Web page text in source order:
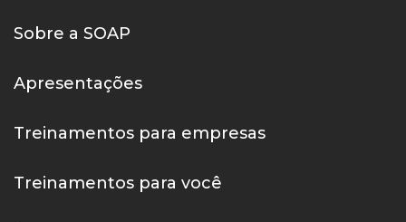
Sobre a SOAP
Apresentações
Treinamentos para empresas
Treinamentos para você